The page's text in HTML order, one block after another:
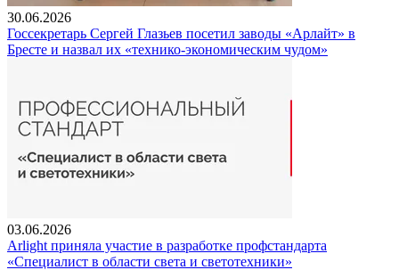
30.06.2026
Госсекретарь Сергей Глазьев посетил заводы «Арлайт» в
Бресте и назвал их «технико-экономическим чудом»
03.06.2026
Arlight приняла участие в разработке профстандарта
«Специалист в области света и светотехники»